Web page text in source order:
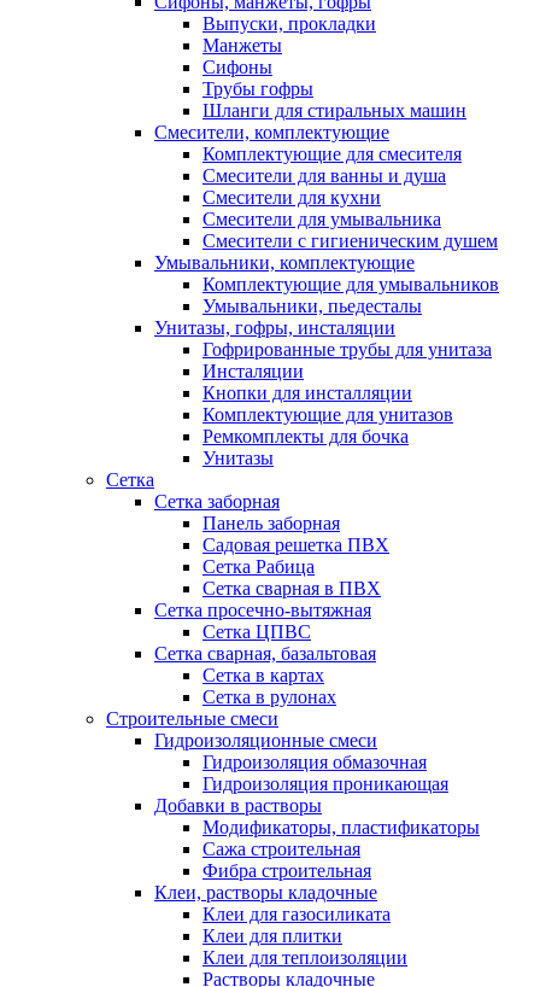
Выпуски, прокладки
Манжеты
Сифоны
Трубы гофры
Шланги для стиральных машин
Смесители, комплектующие
Комплектующие для смесителя
Смесители для ванны и душа
Смесители для кухни
Смесители для умывальника
Смесители с гигиеническим душем
Умывальники, комплектующие
Комплектующие для умывальников
Умывальники, пьедесталы
Унитазы, гофры, инсталяции
Гофрированные трубы для унитаза
Инсталяции
Кнопки для инсталляции
Комплектующие для унитазов
Ремкомплекты для бочка
Унитазы
Сетка
Сетка заборная
Панель заборная
Садовая решетка ПВХ
Сетка Рабица
Сетка сварная в ПВХ
Сетка просечно-вытяжная
Сетка ЦПВС
Сетка сварная, базальтовая
Сетка в картах
Сетка в рулонах
Строительные смеси
Гидроизоляционные смеси
Гидроизоляция обмазочная
Гидроизоляция проникающая
Добавки в растворы
Модификаторы, пластификаторы
Сажа строительная
Фибра строительная
Клеи, растворы кладочные
Клеи для газосиликата
Клеи для плитки
Клеи для теплоизоляции
Растворы кладочные